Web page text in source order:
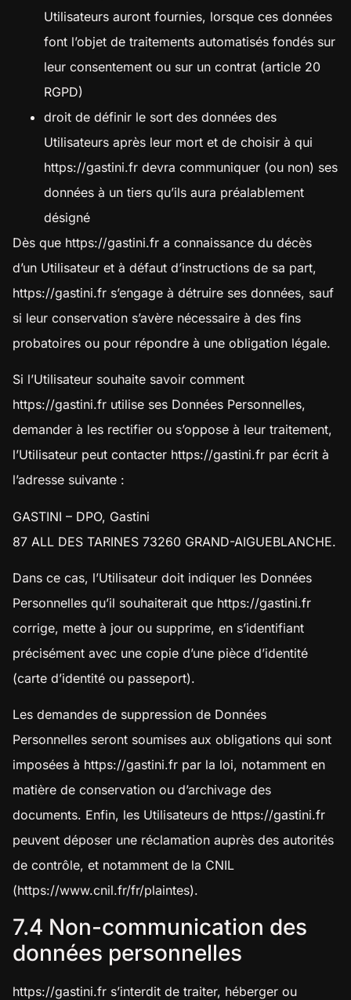
Utilisateurs auront fournies, lorsque ces données
font l’objet de traitements automatisés fondés sur
leur consentement ou sur un contrat (article 20
RGPD)
droit de définir le sort des données des
Utilisateurs après leur mort et de choisir à qui
https://gastini.fr devra communiquer (ou non) ses
données à un tiers qu’ils aura préalablement
désigné
Dès que https://gastini.fr a connaissance du décès
d’un Utilisateur et à défaut d’instructions de sa part,
https://gastini.fr s’engage à détruire ses données, sauf
si leur conservation s’avère nécessaire à des fins
probatoires ou pour répondre à une obligation légale.
Si l’Utilisateur souhaite savoir comment
https://gastini.fr utilise ses Données Personnelles,
demander à les rectifier ou s’oppose à leur traitement,
l’Utilisateur peut contacter https://gastini.fr par écrit à
l’adresse suivante :
GASTINI – DPO, Gastini
87 ALL DES TARINES 73260 GRAND-AIGUEBLANCHE.
Dans ce cas, l’Utilisateur doit indiquer les Données
Personnelles qu’il souhaiterait que https://gastini.fr
corrige, mette à jour ou supprime, en s’identifiant
précisément avec une copie d’une pièce d’identité
(carte d’identité ou passeport).
Les demandes de suppression de Données
Personnelles seront soumises aux obligations qui sont
imposées à https://gastini.fr par la loi, notamment en
matière de conservation ou d’archivage des
documents. Enfin, les Utilisateurs de https://gastini.fr
peuvent déposer une réclamation auprès des autorités
de contrôle, et notamment de la CNIL
(https://www.cnil.fr/fr/plaintes).
7.4 Non-communication des
données personnelles
https://gastini.fr s’interdit de traiter, héberger ou